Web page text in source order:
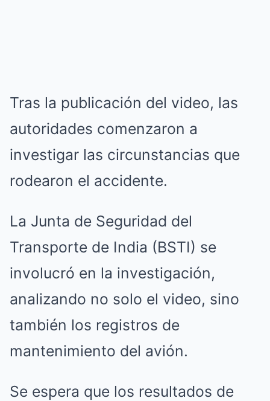
Tras la publicación del video, las
autoridades comenzaron a
investigar las circunstancias que
rodearon el accidente.
La Junta de Seguridad del
Transporte de India (BSTI) se
involucró en la investigación,
analizando no solo el video, sino
también los registros de
mantenimiento del avión.
Se espera que los resultados de